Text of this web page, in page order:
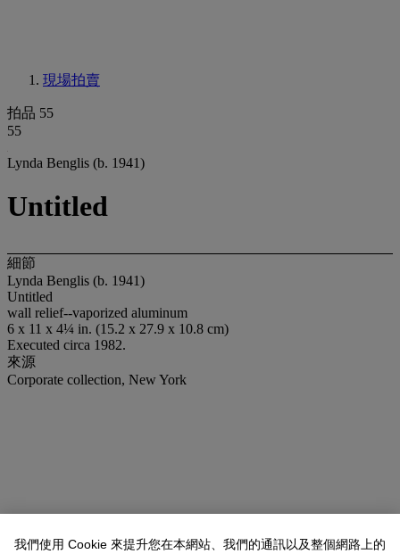
現場拍賣
拍品 55
55
Lynda Benglis (b. 1941)
Untitled
細節
Lynda Benglis (b. 1941)
Untitled
wall relief--vaporized aluminum
6 x 11 x 4¼ in. (15.2 x 27.9 x 10.8 cm)
Executed circa 1982.
來源
Corporate collection, New York
我們使用 Cookie 來提升您在本網站、我們的通訊以及整個網路上的